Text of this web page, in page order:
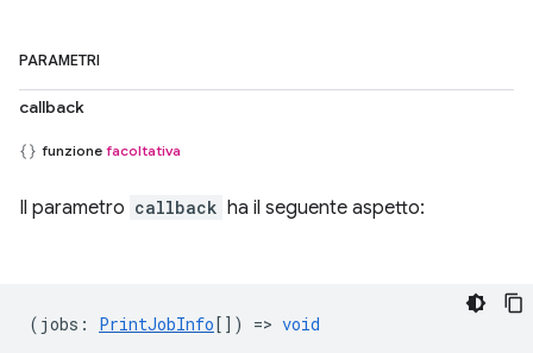
PARAMETRI
callback
funzione facoltativa
Il parametro callback ha il seguente aspetto:
( jobs : PrintJobInfo[]) => void